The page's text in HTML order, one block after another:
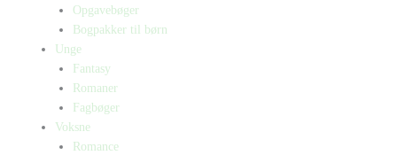
Opgavebøger
Bogpakker til børn
Unge
Fantasy
Romaner
Fagbøger
Voksne
Romance